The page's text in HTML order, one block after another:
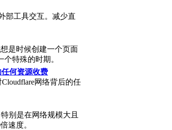
部工具交互。减少直
是时候创建一个页面
特殊的时期。
何资源收费
网络背后的任
别是在网络规模大且
速度。